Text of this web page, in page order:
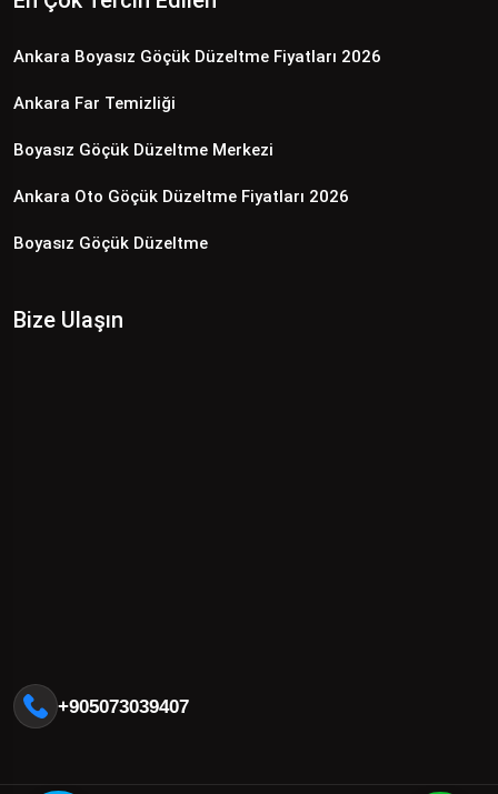
Ankara Boyasız Göçük Düzeltme Fiyatları 2026
Ankara Far Temizliği
Boyasız Göçük Düzeltme Merkezi
Ankara Oto Göçük Düzeltme Fiyatları 2026
Boyasız Göçük Düzeltme
Bize Ulaşın
+905073039407